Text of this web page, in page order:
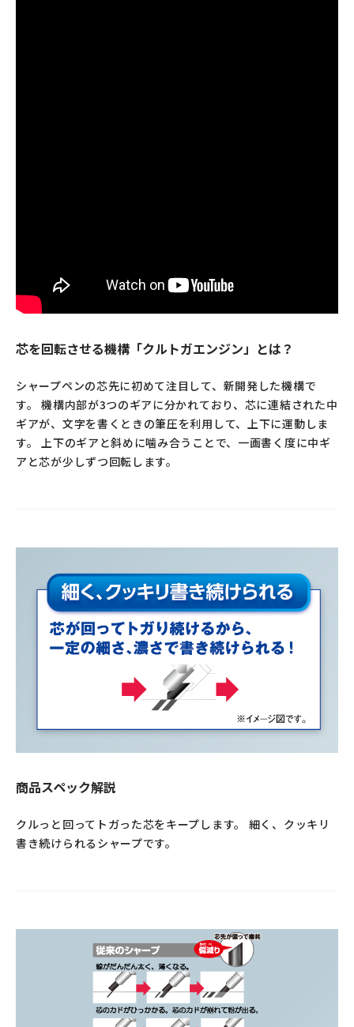
芯を回転させる機構「クルトガエンジン」とは？
シャープペンの芯先に初めて注目して、新開発した機構で
す。 機構内部が3つのギアに分かれており、芯に連結された中
ギアが、文字を書くときの筆圧を利用して、上下に運動しま
す。 上下のギアと斜めに噛み合うことで、一画書く度に中ギ
アと芯が少しずつ回転します。
商品スペック解説
クルっと回ってトガった芯をキープします。 細く、クッキリ
書き続けられるシャープです。